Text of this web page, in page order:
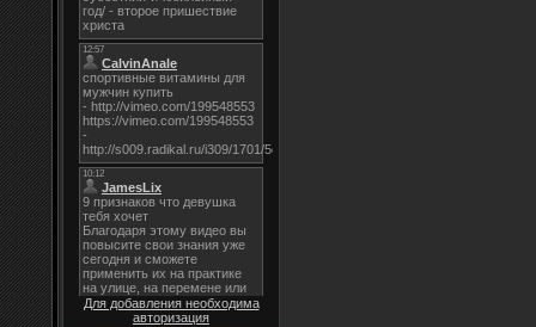
Для добавления необходима
авторизация